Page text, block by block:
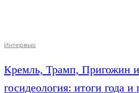
Интервью
Кремль, Трамп, Пригожин
госидеология: итоги года и